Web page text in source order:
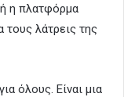
η πλατφόρμα
λάτρεις της
όλους. Είναι μια